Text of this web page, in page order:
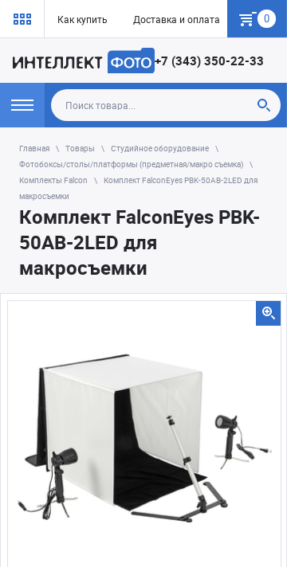
Как купить Доставка и оплата Гарантия
0
+7 (343) 350-22-33
Главная Товары
Студийное оборудование
Фотобоксы/столы/платформы (предметная/макро съемка)
Комплекты Falcon
Комплект FalconEyes PBK-50AB-2LED для
макросъемки
Комплект FalconEyes PBK-
50AB-2LED для
макросъемки